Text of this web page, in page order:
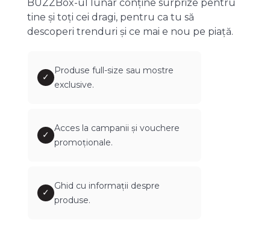
BUZZBox-ul lunar conține surprize pentru
tine și toți cei dragi, pentru ca tu să
descoperi trenduri și ce mai e nou pe piață.
✓
Produse full-size sau mostre
exclusive.
✓
Acces la campanii și vouchere
promoționale.
✓
Ghid cu informații despre
produse.